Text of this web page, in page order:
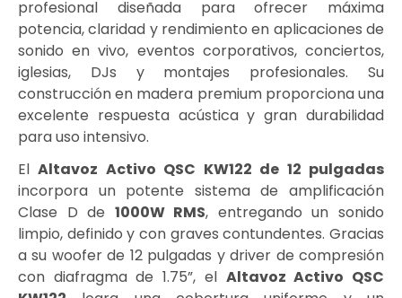
profesional diseñada para ofrecer máxima
potencia, claridad y rendimiento en aplicaciones de
sonido en vivo, eventos corporativos, conciertos,
iglesias, DJs y montajes profesionales. Su
construcción en madera premium proporciona una
excelente respuesta acústica y gran durabilidad
para uso intensivo.
ElAltavoz Activo QSC KW122 de 12 pulgadas
incorpora un potente sistema de amplificación
Clase D de 1000W RMS, entregando un sonido
limpio, definido y con graves contundentes. Gracias
a su woofer de 12 pulgadas y driver de compresión
con diafragma de 1.75”, el Altavoz Activo QSC